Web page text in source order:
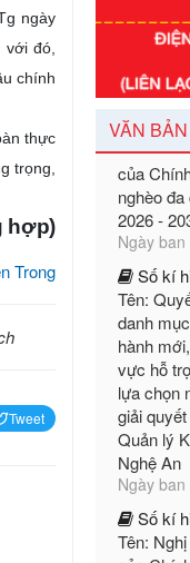
ngày
đó,
chính
thực
trọng,
hợp)
Trong
Tweet
VĂN BẢN
Số kí
Tên:
nghèo đa
2026 -
Ngày
Số kí
Tên:
danh
hành
vực hỗ
lựa chọn
giải
Quản lý
Nghệ An
Ngày
Số kí
Tên:
của
số điều
hướng